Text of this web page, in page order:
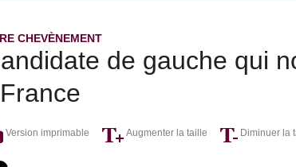
CHEVÈNEMENT
de gauche qui
Version imprimable Augmenter la taille Diminuer la